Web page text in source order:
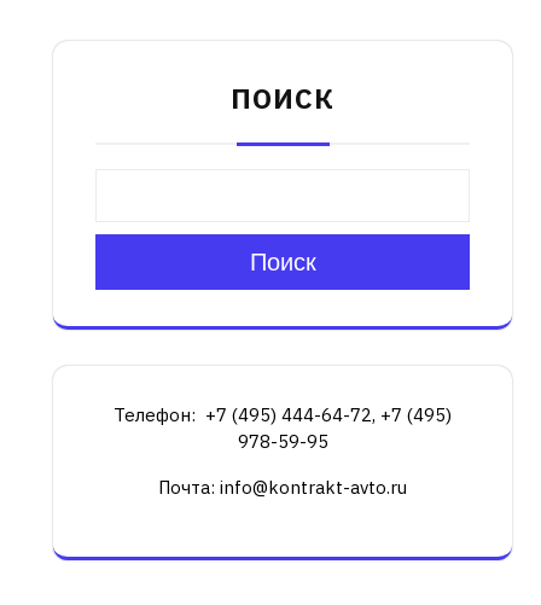
ПОИСК
Поиск
Телефон: +7 (495) 444-64-72, +7 (495)
978-59-95
Почта: info@kontrakt-avto.ru